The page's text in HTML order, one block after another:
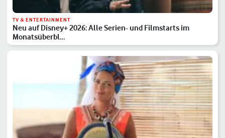
TV & ENTERTAINMENT
Neu auf Disney+ 2026: Alle Serien- und Filmstarts im
Monatsüberbl…